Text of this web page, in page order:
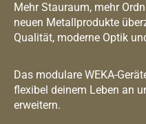
Mehr Stauraum, mehr
neuen Metallprodukte
Qualität, moderne Optik
Das modulare WEKA-
flexibel deinem Leben an
erweitern.